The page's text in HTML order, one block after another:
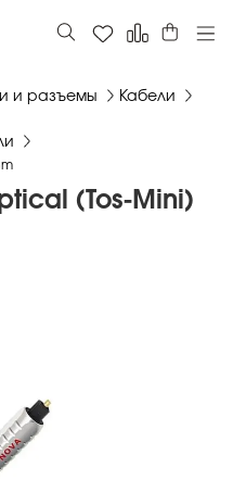
и разъемы
Кабели
(Tos-Mini)